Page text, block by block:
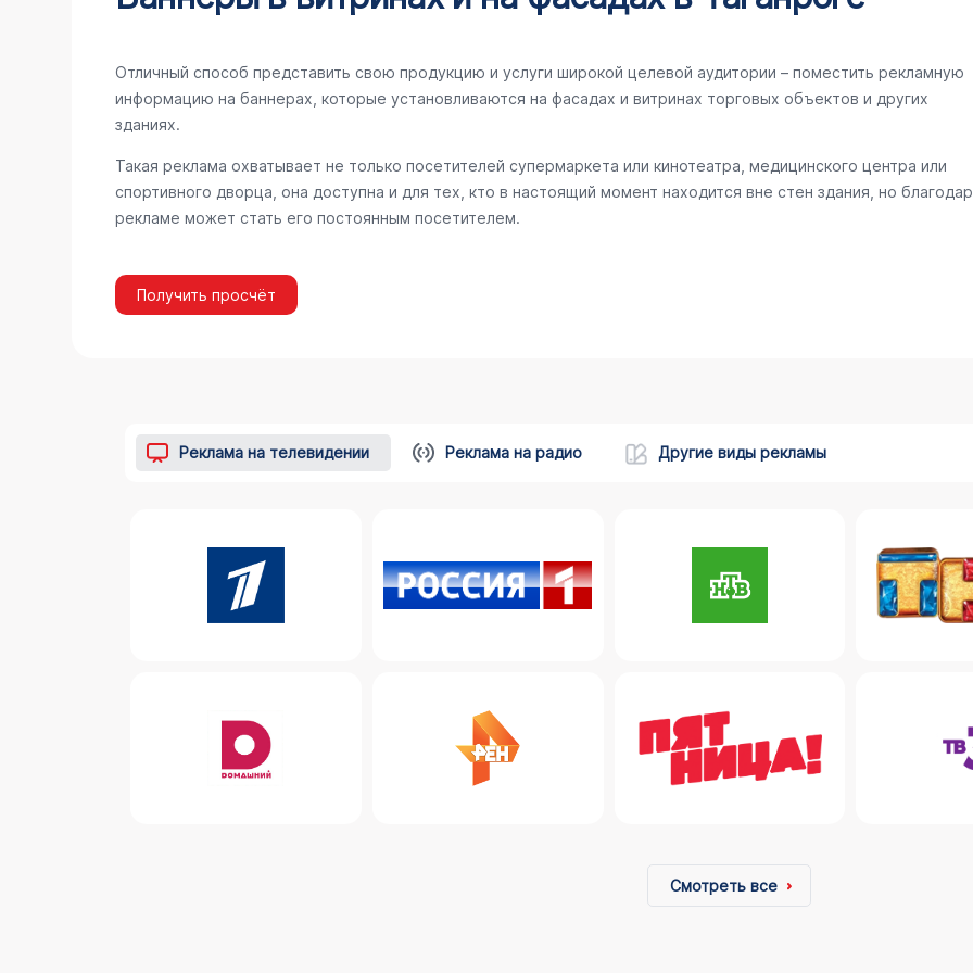
Отличный способ представить свою продукцию и услуги широкой целевой аудитории – поместить рекламную
информацию на баннерах, которые установливаются на фасадах и витринах торговых объектов и других
зданиях.
Такая реклама охватывает не только посетителей супермаркета или кинотеатра, медицинского центра или
спортивного дворца, она доступна и для тех, кто в настоящий момент находится вне стен здания, но
рекламе может стать его постоянным посетителем.
Получить просчёт
Реклама на телевидении Реклама на радио Другие виды рекламы
Смотреть все